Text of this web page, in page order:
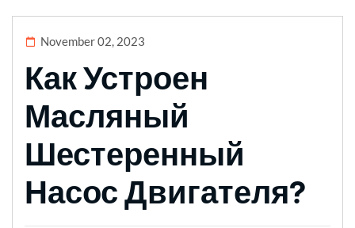
November 02, 2023
Как Устроен
Масляный
Шестеренный
Насос Двигателя?